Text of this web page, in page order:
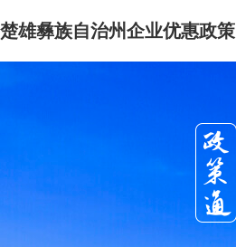
楚雄彝族自治州企业优惠政策